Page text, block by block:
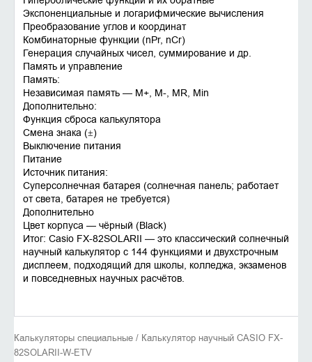
Экспоненциальные и логарифмические вычисления
Преобразование углов и координат
Комбинаторные функции (nPr, nCr)
Генерация случайных чисел, суммирование и др.
Память и управление
Память:
Независимая память — M+, M-, MR, Min
Дополнительно:
Функция сброса калькулятора
Смена знака (±)
Выключение питания
Питание
Источник питания:
Суперсолнечная батарея (солнечная панель; работает
от света, батарея не требуется)
Дополнительно
Цвет корпуса — чёрный (Black)
Итог: Casio FX-82SOLARII — это классический солнечный
научный калькулятор с 144 функциями и двухстрочным
дисплеем, подходящий для школы, колледжа, экзаменов
и повседневных научных расчётов.
Калькуляторы специальные / Калькулятор научный CASIO FX-
82SOLARII-W-ETV